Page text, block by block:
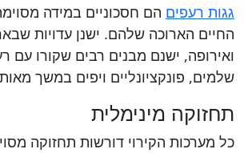
גגות רעפים הם חסכוניים במידה
החיים הארוכה שלהם. ישנן עדויות
ואירופה, ישנם מבנים רבים שקורו עם
שלמים, פונקציונליים ויפים במשך
תחזוקה מינימלית
כל מערכות הקירוי דורשות תחזוקה